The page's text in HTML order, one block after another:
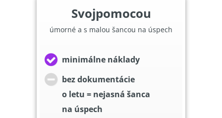
Svojpomocou
úmorné a s malou šancou na úspech
minimálne náklady
bez dokumentácie
o letu = nejasná šanca
na úspech